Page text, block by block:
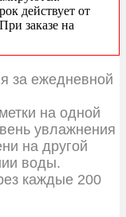
действует от
заказе на
за ежедневной
на одной
увлажнения
на другой
воды.
каждые 200